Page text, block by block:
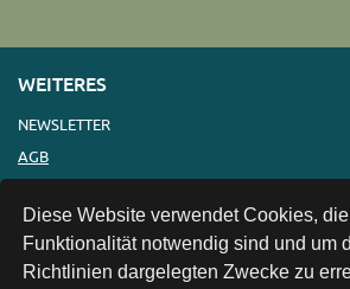
Diese Website verwendet Cookies,
Funktionalität notwendig sind und um
Richtlinien dargelegten Zwecke zu
WEITERES
NEWSLETTER
AGB
VERSAND
KONTAKT
LINKS